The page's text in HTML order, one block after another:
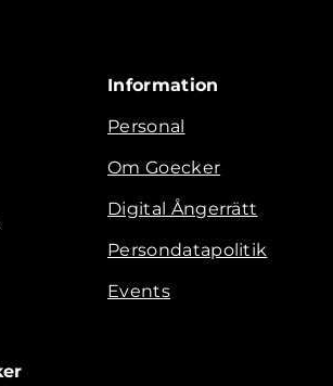
Information
Personal
Om Goecker
Digital Ångerrätt
Persondatapolitik
Events